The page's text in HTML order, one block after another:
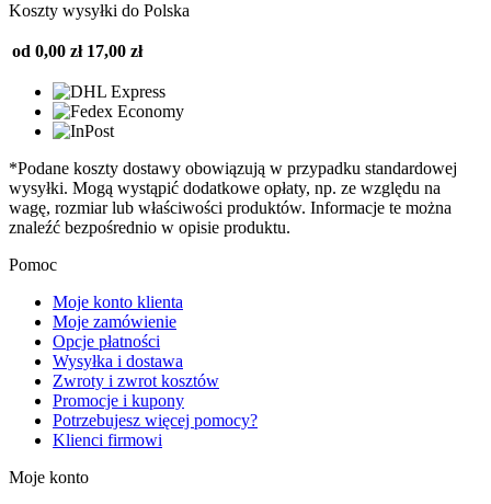
Koszty wysyłki do Polska
od 0,00 zł 17,00 zł
*Podane koszty dostawy obowiązują w przypadku standardowej
wysyłki. Mogą wystąpić dodatkowe opłaty, np. ze względu na
wagę, rozmiar lub właściwości produktów. Informacje te można
znaleźć bezpośrednio w opisie produktu.
Pomoc
Moje konto klienta
Moje zamówienie
Opcje płatności
Wysyłka i dostawa
Zwroty i zwrot kosztów
Promocje i kupony
Potrzebujesz więcej pomocy?
Klienci firmowi
Moje konto